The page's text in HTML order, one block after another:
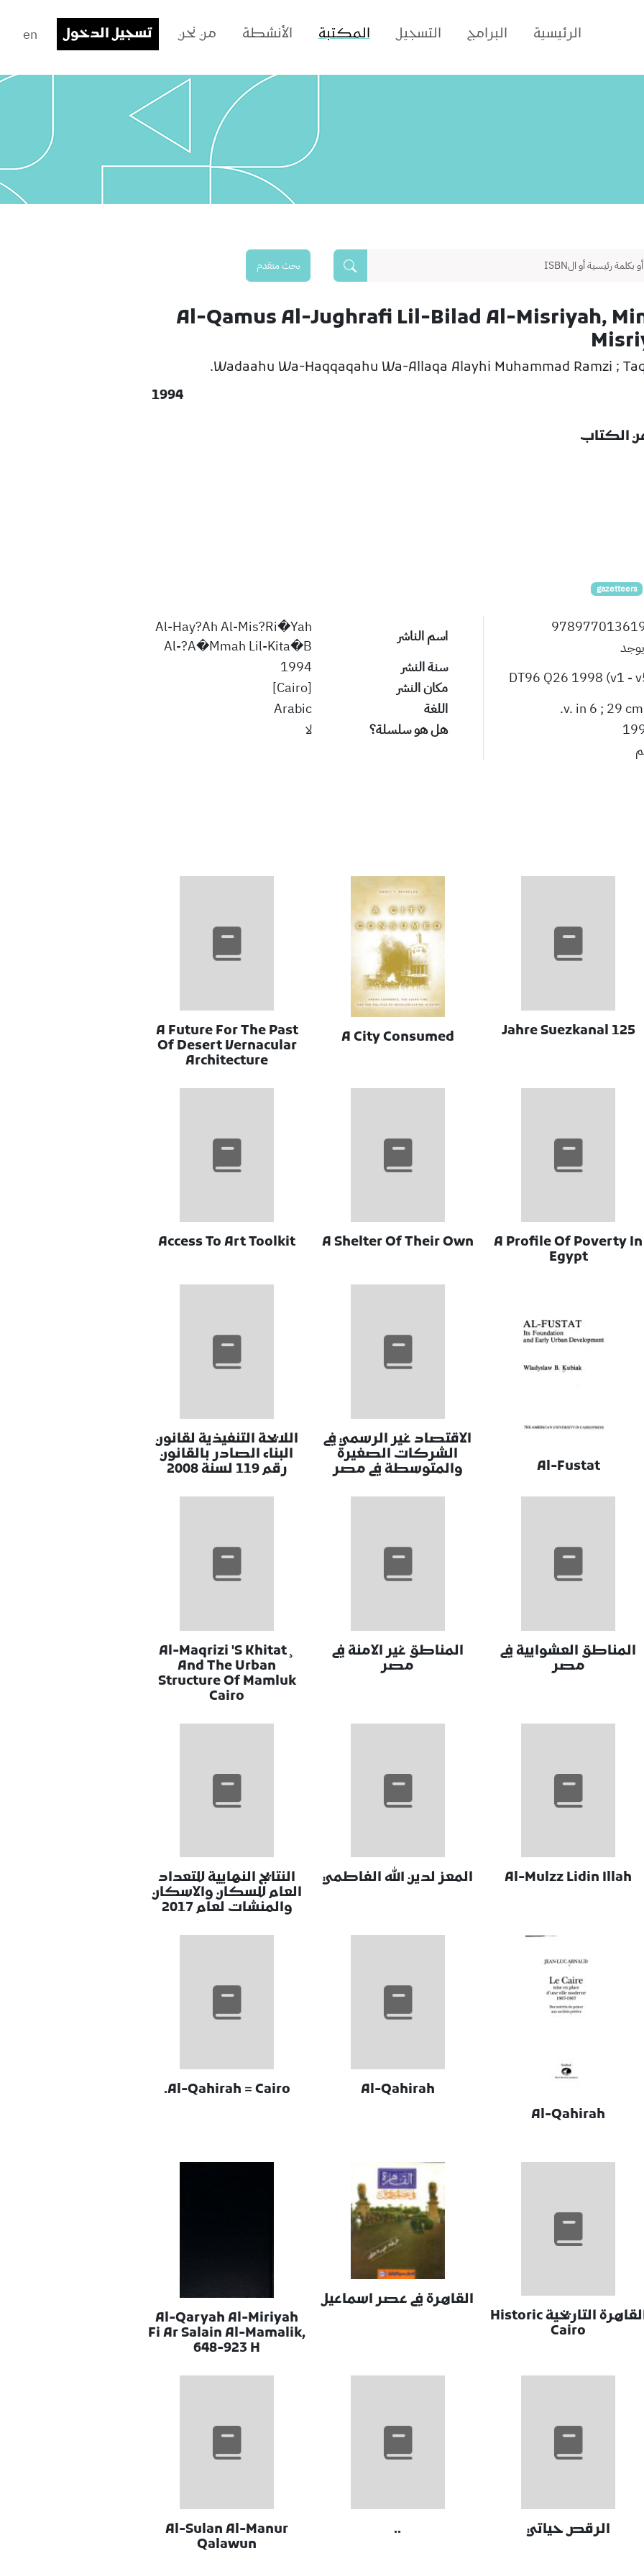
الرئيسية البرامج التسجيل المكتبة الأنشطة من نحن تسجيل الدخول en
بحث متقدم
Al-Qamus Al-Jughrafi Lil-Bilad Al-Misriyah,
Wadaahu Wa-Haqqaqahu Wa-Allaqa Alayhi Muhammad Ramzi ;
1994
الكتاب
gazetteers
DT96 Q26 1998 (v1 -
اسم الناشر
Al-Hay?Ah Al-Mis?Ri�Yah
Al-?A�Mmah Lil-Kita�B
سنة النشر
1994
مكان النشر
[Cairo]
اللغة
Arabic
هل هو سلسلة؟
لا
125 Jahre Suezkanal
A City Consumed
A Future For The Past
Of Desert Vernacular
Architecture
A Profile Of Poverty In
Egypt
A Shelter Of Their Own
Access To Art Toolkit
Al-Fustat
الاقتصاد غير الرسمي في
الشركات الصغيرة
والمتوسطة في مصر
اللايحة التنفيذية لقانون
البناء الصادر بالقانون
رقم 119 لسنة 2008
المناطق العشوايية في
مصر
المناطق غير الامنة في
مصر
Al-Maqrizi 'S Khitat¸
And The Urban
Structure Of Mamluk
Cairo
Al-Mulzz Lidin Illah المعز لدين الله الفاطمي
النتايج النهايية للتعداد
العام للسكان والاسكان
والمنشات لعام 2017
Al-Qahirah
Al-Qahirah
Al-Qahirah = Cairo.
القاهرة التاريخية Historic
Cairo
القاهرة في عصر اسماعيل
Al-Qaryah Al-Miriyah
Fi Ar Salain Al-Mamalik,
648-923 H
الرقص حياتي ..
Al-Sulan Al-Manur
Qalawun